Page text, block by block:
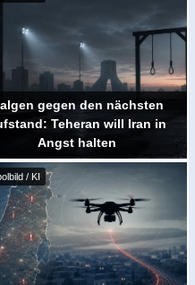
gegen den nächsten
Teheran will Iran in
Angst halten
/ KI